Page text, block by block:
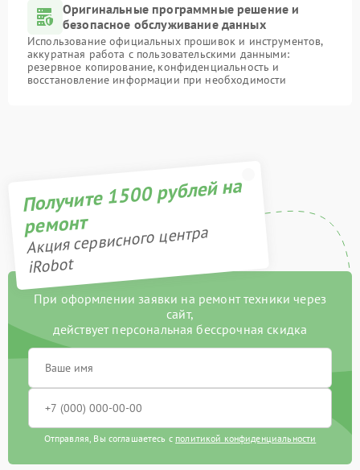
Оригинальные программные решение и
безопасное обслуживание данных
Использование официальных прошивок и инструментов,
аккуратная работа с пользовательскими данными:
резервное копирование, конфиденциальность и
восстановление информации при необходимости
Получите 1500 рублей на
ремонт
Акция сервисного центра
iRobot
При оформлении заявки на ремонт техники через
сайт,
действует персональная бессрочная скидка
Отправляя, Вы соглашаетесь с политикой конфиденциальности